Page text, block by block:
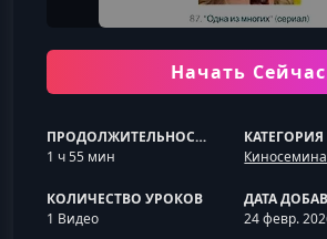
Начать Сейчас
ПРОДОЛЖИТЕЛЬНОСТЬ
1 ч 55 мин
КАТЕГОРИЯ
КОЛИЧЕСТВО УРОКОВ
1 Видео
ДАТА
24 февр.